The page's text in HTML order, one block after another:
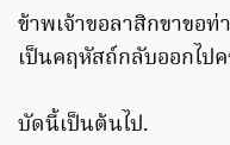
ข้าพเจ้าขอลาสิกขาขอท่
เป็นคฤหัสถ์กลับออกไป
บัดนี้เป็นต้นไป.